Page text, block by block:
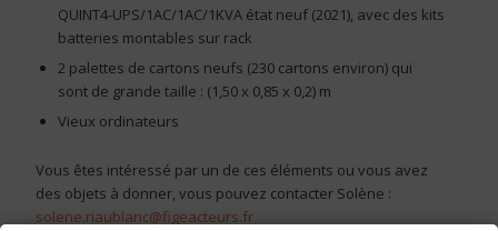
QUINT4-UPS/1AC/1AC/1KVA état neuf (2021), avec des kits
batteries montables sur rack
2 palettes de cartons neufs (230 cartons environ) qui
sont de grande taille : (1,50 x 0,85 x 0,2) m
Vieux ordinateurs
Vous êtes intéressé par un de ces éléments ou vous avez
des objets à donner, vous pouvez contacter Solène :
solene.riaublanc@figeacteurs.fr